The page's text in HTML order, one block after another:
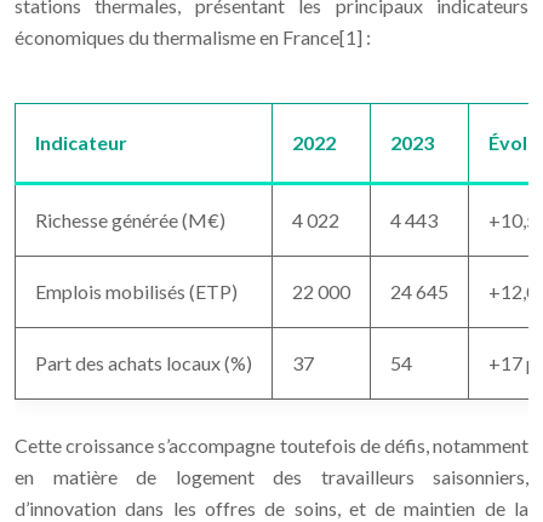
stations thermales, présentant les principaux indicateurs
économiques du thermalisme en France[1] :
Indicateur 2022 2023
Richesse générée (M€) 4 022 4 443 +10,5
Emplois mobilisés (ETP) 22 000 24 645 +12,0
Part des achats locaux (%) 37 54 +17
Cette croissance s’accompagne toutefois de défis, notamment
en matière de logement des travailleurs saisonniers,
d’innovation dans les offres de soins, et de maintien de la